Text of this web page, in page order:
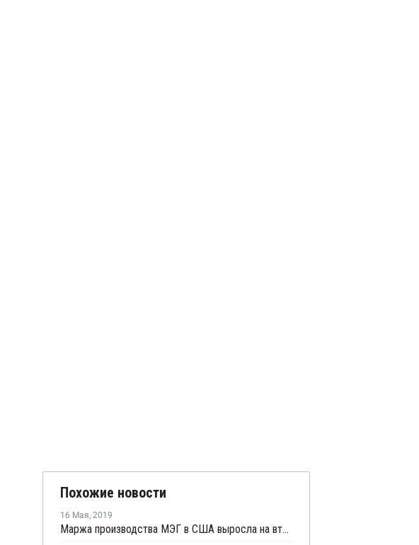
Похожие новости
16 Мая, 2019
Маржа производства МЭГ в США выросла на второй неделе мая